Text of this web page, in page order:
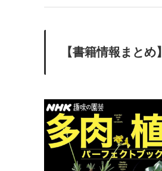
【書籍情報まとめ】